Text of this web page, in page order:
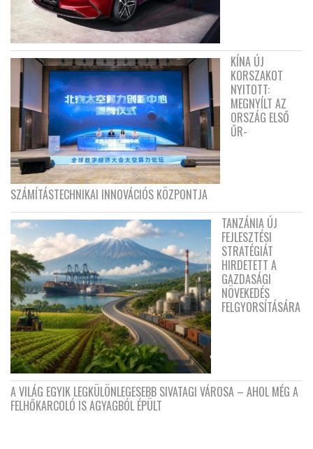
KÍNA ÚJ
KORSZAKOT
NYITOTT:
MEGNYÍLT AZ
ORSZÁG ELSŐ
ŰR-
SZÁMÍTÁSTECHNIKAI INNOVÁCIÓS KÖZPONTJA
TANZÁNIA ÚJ
FEJLESZTÉSI
STRATÉGIÁT
HIRDETETT A
GAZDASÁGI
NÖVEKEDÉS
FELGYORSÍTÁSÁRA
A VILÁG EGYIK LEGKÜLÖNLEGESEBB SIVATAGI VÁROSA – AHOL MÉG A
FELHŐKARCOLÓ IS AGYAGBÓL ÉPÜLT